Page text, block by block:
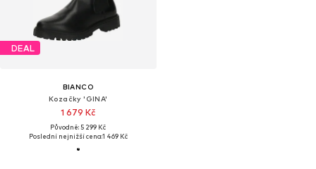
DEAL
BIANCO
Kozačky 'GINA'
1 679 Kč
Původně: 5 299 Kč
Poslední nejnižší cena:1 469 Kč